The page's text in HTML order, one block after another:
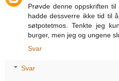
Prøvde denne oppskriften
hadde dessverre ikke tid til
søtpotetmos. Tenkte jeg
burger, men jeg og ungene
Svar
Svar